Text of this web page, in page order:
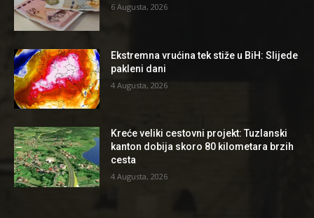
6 Augusta, 2026
Ekstremna vrućina tek stiže u BiH: Slijede
pakleni dani
4 Augusta, 2026
Kreće veliki cestovni projekt: Tuzlanski
kanton dobija skoro 80 kilometara brzih
cesta
4 Augusta, 2026